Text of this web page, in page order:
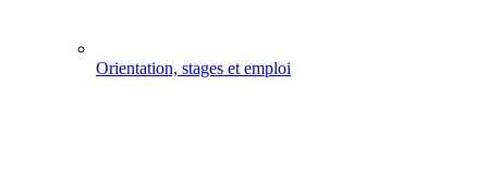
Orientation, stages et emploi